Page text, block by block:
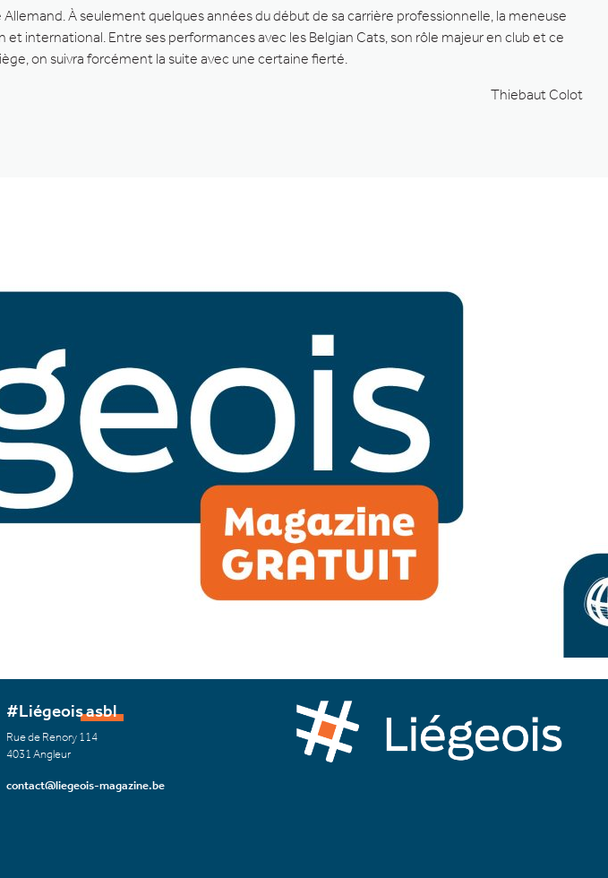
À seulement quelques années du début de sa carrière professionnelle, la meneuse
international. Entre ses performances avec les Belgian Cats, son rôle majeur en club et ce
on suivra forcément la suite avec une certaine fierté.
Thiebaut Colot
#Liégeois asbl
Rue de Renory 114
4031 Angleur
contact@liegeois-magazine.be